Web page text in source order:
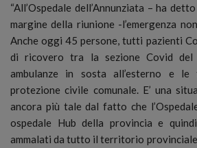
“All’Ospedale dell’Annunziata – ha
margine della riunione -l’emergenza
Anche oggi 45 persone, tutti pazienti
di ricovero tra la sezione Covid del
ambulanze in sosta all’esterno e le
protezione civile comunale. E’ una
ancora più tale dal fatto che
ospedale Hub della provincia e
ammalati da tutto il territorio